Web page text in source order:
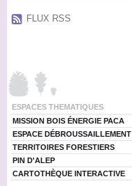
FLUX RSS
ESPACES THEMATIQUES
MISSION BOIS ÉNERGIE PACA
ESPACE DÉBROUSSAILLEMENT
TERRITOIRES FORESTIERS
PIN D'ALEP
CARTOTHÈQUE INTERACTIVE